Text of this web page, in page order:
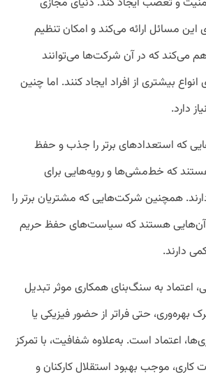
این مسائل ارائه می‌کند و امکان تنظیم
می‌کند که در آن شرکت‌ها می‌توانند
بیشتری از افراد ایجاد کنند. اما چنین
دارد.
شرکت‌هایی که استعدادهای برتر را جذب و حفظ
که خط‌مشی‌ها و رویه‌هایی برای
همچنین شرکت‌هایی که مشتریان برتر را
هستند که سیاست‌های حفظ حریم
دارند.
اعتماد به سنگ‌بنای همکاری موثر تبدیل
حتی فراتر از حضور فیزیکی یا
اعتماد است. به‌علاوه شفافیت، با تمرکز
کاری، موجب بهبود استقلال کارکنان و